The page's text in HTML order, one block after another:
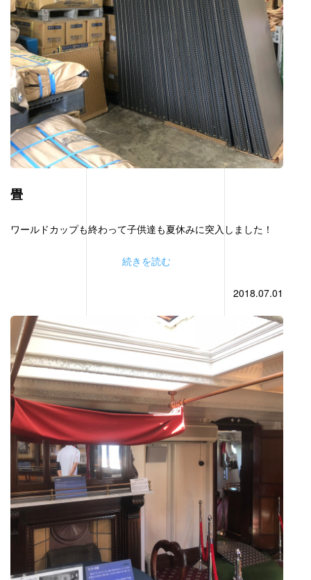
畳
ワールドカップも終わって子供達も夏休みに突入しました！
続きを読む
2018.07.01